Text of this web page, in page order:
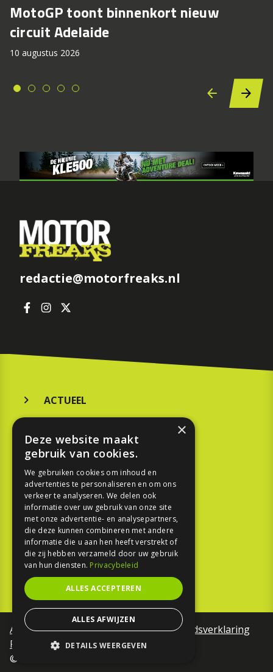
MotoGP toont binnenkort nieuw
circuit Adelaide
10 augustus 2026
redactie@motorfreaks.nl
ACTUEEL
KOOPGIDS
TESTEN
SPORT
REPORTAGE
TOUREN
NIEUWSBRIEF
Algemene voorwaardenToegankelijkheidsverklaring
Privacy Policy
©Motorfreaks 2026
×
Deze website maakt
gebruik van cookies.
We gebruiken cookies om inhoud en
advertenties te personaliseren en om ons
verkeer te analyseren. We delen ook
informatie over uw gebruik van onze site
met onze advertentie- en analysepartners,
die deze kunnen combineren met andere
informatie die u aan hen heeft verstrekt of
die zij hebben verzameld door uw gebruik
van hun diensten. Privacybeleid
ALLES ACCEPTEREN
ALLES AFWIJZEN
DETAILS WEERGEVEN